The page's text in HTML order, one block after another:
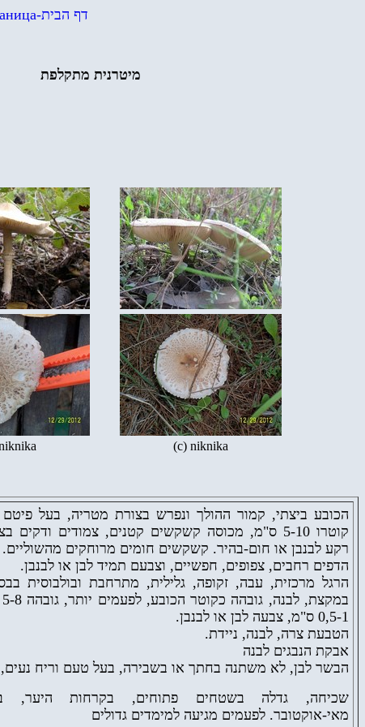
-דף הבית
מיטרנית מתקלפת
(c) niknika
הכובע ביצתי, קמור ההולך ונפרש בצורת מטריה, בעל פיטם
קוטרו 5-10 ס"מ, מכוסה קשקשים קטנים, צמודים
רקע לבנבן או חום-בהיר. קשקשים חומים מרוחקים מהשוליים.
הדפים רחבים, צפופים, חפשיים, וצבעם תמיד לבן או לבנבן.
הרגל מרכזית, עבה, זקופה, גלילית, מתרחבת ובולבוסית
0,5-1 ס"מ, צבעה לבן או לבנבן.
הטבעת צרה, לבנה, ניידת.
אבקת הנבגים לבנה
הבשר לבן, לא משתנה בחתך או בשבירה, בעל טעם וריח נעים,
שכיחה, גדלה בשטחים פתוחים, בקרחות היער,
מאי-אוקטובר. לפעמים מגיעה למימדים גדולים